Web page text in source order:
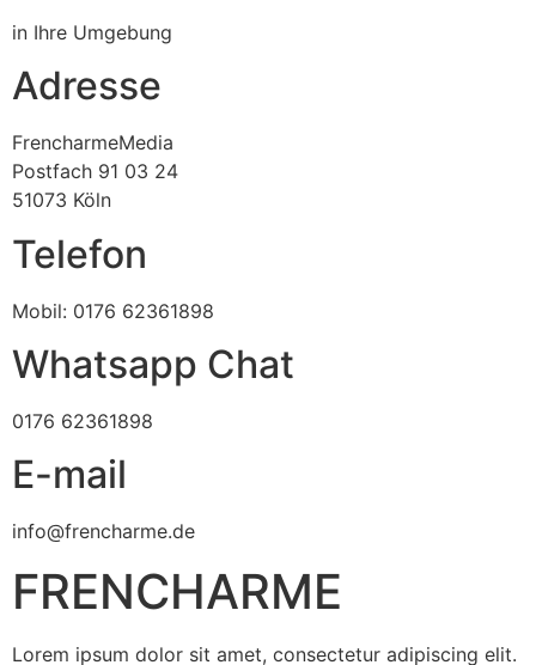
in Ihre Umgebung
Adresse
FrencharmeMedia
Postfach 91 03 24
51073 Köln
Telefon
Mobil: 0176 62361898
Whatsapp Chat
0176 62361898
E-mail
info@frencharme.de
FRENCHARME
Lorem ipsum dolor sit amet, consectetur adipiscing elit.